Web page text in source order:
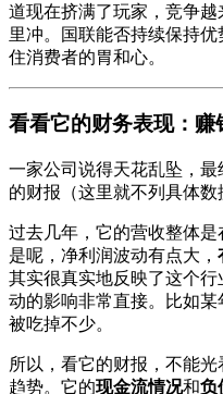
道现在挤满了玩家，竞争
里冲。国联能否持续保持
住消费者的胃和心。
看看它的财务表现：赚
一家公司说得天花乱坠，
的财报（这里就不列具体数
过去几年，它的营收整体
是呢，净利润波动有点大，
其实很真实地反映了这个
动的影响非常直接。比如
被吃掉不少。
所以，看它的财报，不能
趋势。它的现金流情况和负